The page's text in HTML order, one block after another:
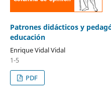
Patrones didácticos y
educación
Enrique Vidal Vidal
1-5
PDF